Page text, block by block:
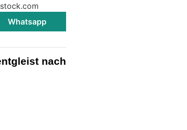
Whatsapp
nach